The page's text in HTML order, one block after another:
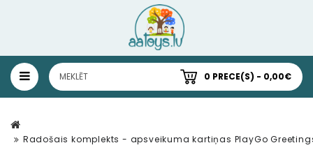
0 PRECE(S) - 0,00€
Radošais komplekts - apsveikuma kartiņas PlayGo